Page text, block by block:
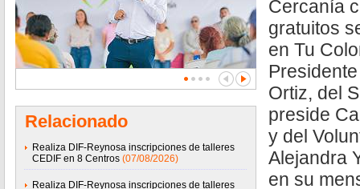
Relacionado
Realiza DIF-Reynosa inscripciones de talleres
CEDIF en 8 Centros (07/08/2026)
Realiza DIF-Reynosa inscripciones de talleres
Cercanía
gratuitos
en Tu
Ortiz, del
preside
y del
Alejandra
en su